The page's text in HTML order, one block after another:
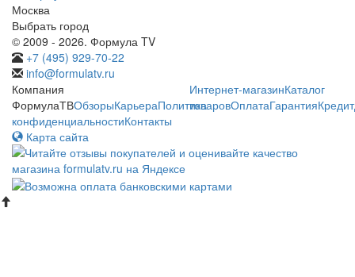
Москва
Выбрать город
© 2009 - 2026. Формула TV
+7 (495) 929-70-22
info@formulatv.ru
Компания
ФормулаТВОбзорыКарьераПолитика
конфиденциальностиКонтакты
Интернет-магазинКаталог
товаровОплатаГарантияКредит
Карта сайта